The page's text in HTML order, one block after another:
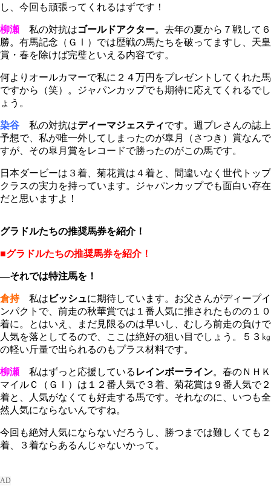
し、今回も頑張ってくれるはずです！
柳瀬 私の対抗はゴールドアクター。去年の夏から７戦して６
勝。有馬記念（ＧⅠ）では歴戦の馬たちを破ってますし、天皇
賞・春を除けば完璧といえる内容です。
何よりオールカマーで私に２４万円をプレゼントしてくれた馬
ですから（笑）。ジャパンカップでも期待に応えてくれるでし
ょう。
染谷 私の対抗はディーマジェスティです。週プレさんの誌上
予想で、私が唯一外してしまったのが皐月（さつき）賞なんで
すが、その皐月賞をレコードで勝ったのがこの馬です。
日本ダービーは３着、菊花賞は４着と、間違いなく世代トップ
クラスの実力を持っています。ジャパンカップでも面白い存在
だと思いますよ！
グラドルたちの推奨馬券を紹介！
■グラドルたちの推奨馬券を紹介！
―それでは特注馬を！
倉持私は ビッシュに期待しています。お父さんがディープイ
ンパクトで、前走の秋華賞では１番人気に推されたものの１０
着に。とはいえ、まだ見限るのは早いし、むしろ前走の負けで
人気を落としてるので、ここは絶好の狙い目でしょう。５３㎏
の軽い斤量で出られるのもプラス材料です。
柳瀬 私はずっと応援している レインボーライン。春のＮＨＫ
マイルＣ（ＧⅠ）は１２番人気で３着、菊花賞は９番人気で２
着と、人気がなくても好走する馬です。それなのに、いつも全
然人気にならないんですね。
今回も絶対人気にならないだろうし、勝つまでは難しくても２
着、３着ならあるんじゃないかって。